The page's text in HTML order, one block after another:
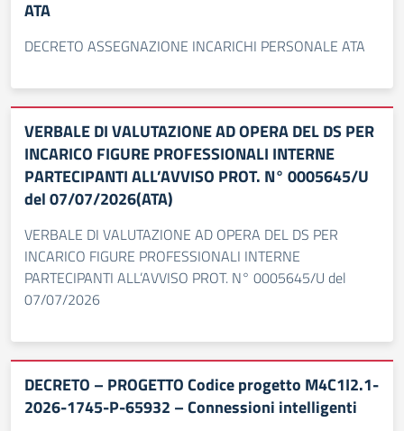
ATA
DECRETO ASSEGNAZIONE INCARICHI PERSONALE ATA
VERBALE DI VALUTAZIONE AD OPERA DEL DS PER
INCARICO FIGURE PROFESSIONALI INTERNE
PARTECIPANTI ALL’AVVISO PROT. N° 0005645/U
del 07/07/2026(ATA)
VERBALE DI VALUTAZIONE AD OPERA DEL DS PER
INCARICO FIGURE PROFESSIONALI INTERNE
PARTECIPANTI ALL’AVVISO PROT. N° 0005645/U del
07/07/2026
DECRETO – PROGETTO Codice progetto M4C1I2.1-
2026-1745-P-65932 – Connessioni intelligenti